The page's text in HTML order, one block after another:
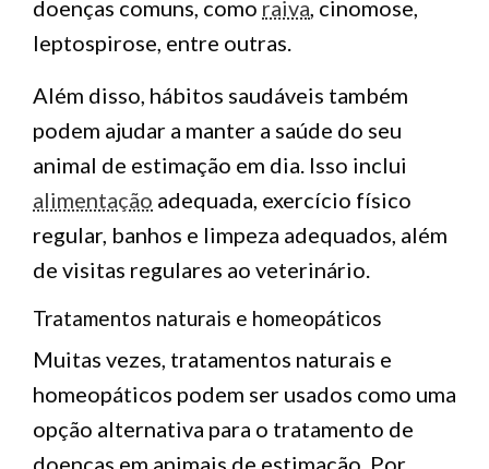
doenças comuns, como raiva, cinomose,
leptospirose, entre outras.
Além disso, hábitos saudáveis também
podem ajudar a manter a saúde do seu
animal de estimação em dia. Isso inclui
alimentação adequada, exercício físico
regular, banhos e limpeza adequados, além
de visitas regulares ao veterinário.
Tratamentos naturais e homeopáticos
Muitas vezes, tratamentos naturais e
homeopáticos podem ser usados ​​como uma
opção alternativa para o tratamento de
doenças em animais de estimação. Por